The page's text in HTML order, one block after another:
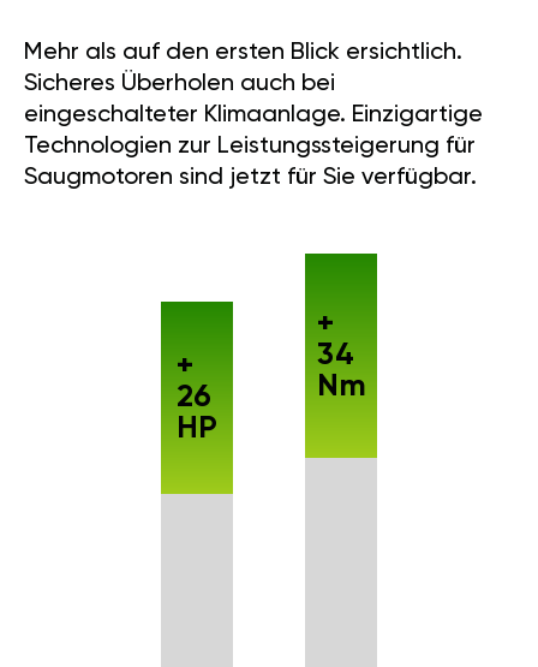
Mehr als auf den ersten Blick ersichtlich.
Sicheres Überholen auch bei
eingeschalteter Klimaanlage. Einzigartige
Technologien zur Leistungssteigerung für
Saugmotoren sind jetzt für Sie verfügbar.
+
26
HP
+
34
Nm